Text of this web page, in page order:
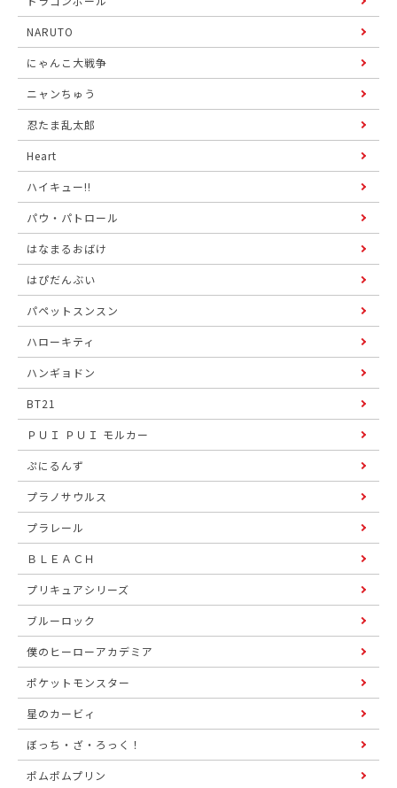
NARUTO
にゃんこ大戦争
ニャンちゅう
忍たま乱太郎
Heart
ハイキュー!!
パウ・パトロール
はなまるおばけ
はぴだんぶい
パペットスンスン
ハローキティ
ハンギョドン
BT21
ＰＵＩ ＰＵＩ モルカー
ぷにるんず
プラノサウルス
プラレール
ＢＬＥＡＣＨ
プリキュアシリーズ
ブルーロック
僕のヒーローアカデミア
ポケットモンスター
星のカービィ
ぼっち・ざ・ろっく！
ポムポムプリン